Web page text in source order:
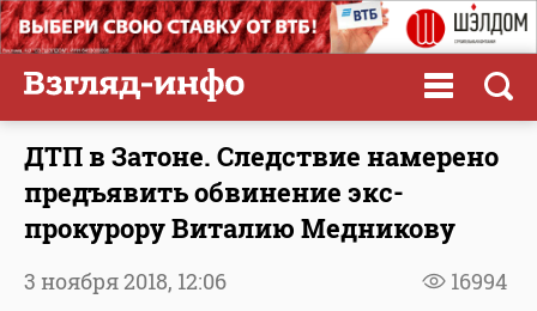
ДТП в Затоне. Следствие намерено
предъявить обвинение экс-
прокурору Виталию Медникову
16994
3 ноября 2018, 12:06